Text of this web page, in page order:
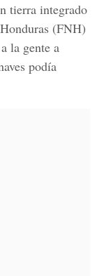
tierra integrado
(FNH)
la gente a
podía